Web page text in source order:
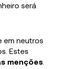
será
em neutros
Estes
menções